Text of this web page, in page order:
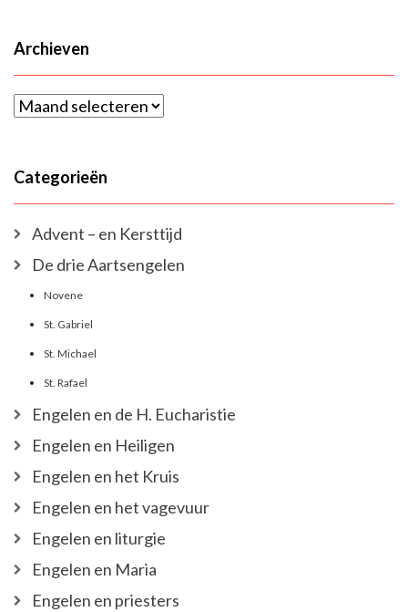
Archieven
Archieven
Categorieën
Advent – en Kersttijd
De drie Aartsengelen
Novene
St. Gabriel
St. Michael
St. Rafael
Engelen en de H. Eucharistie
Engelen en Heiligen
Engelen en het Kruis
Engelen en het vagevuur
Engelen en liturgie
Engelen en Maria
Engelen en priesters